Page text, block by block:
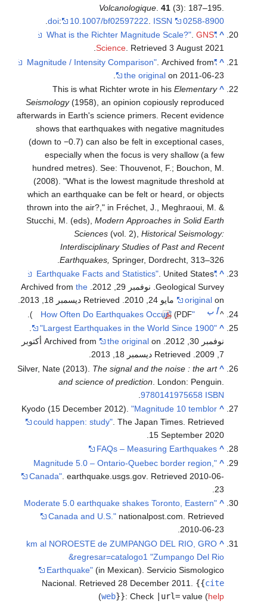
Volcanologique .41(3): 187–195.
doi: 10.1007/bf02597222 .ISSN 0258-8900
.
^
"What is the Richter Magnitude Scale?"
.GNS
Science . Retrieved3 August2021
.
^
"Magnitude / Intensity Comparison"
. Archived from
the originalon 2011-06-23.
^
This is what Richter wrote in hisElementary
Seismology(1958), an opinion copiously reproduced
afterwards in Earth's science primers. Recent evidence
shows that earthquakes with negative magnitudes
(down to −0.7) can also be felt in exceptional cases,
especially when the focus is very shallow (a few
hundred metres). See: Thouvenot, F.; Bouchon, M.
(2008). "What is the lowest magnitude threshold at
which an earthquake can be felt or heard, or objects
thrown into the air?," in Fréchet, J., Meghraoui, M. &
Stucchi, M. (eds),Modern Approaches in Solid Earth
Sciences(vol. 2),Historical Seismology:
Interdisciplinary Studies of Past and Recent
Earthquakes,Springer, Dordrecht, 313–326.
^
"Earthquake Facts and Statistics"
. United States
Geological Survey. نوفمبر 29, 2012. Archived from
the
originalon مايو 24, 2010 . Retrieved ديسمبر 18, 2013
.
^أ ب "How Often Do Earthquakes Occur"
(PDF)
.
^
"Largest Earthquakes in the World Since 1900"
.
نوفمبر 30, 2012. Archived from
the original
on أكتوبر
7, 2009
. Retrieved ديسمبر 18, 2013
.
^
Silver, Nate (2013).The signal and the noise : the art
and science of prediction
. London: Penguin.
ISBN
9780141975658
.
^
Kyodo (15 December 2012)."Magnitude 10 temblor
could happen: study" . The Japan Times . Retrieved
15 September 2020
.
^
FAQs – Measuring Earthquakes
^
"Magnitude 5.0 – Ontario-Quebec border region,
Canada" . earthquake.usgs.gov . Retrieved2010-06-
23
.
^
"Moderate 5.0 earthquake shakes Toronto, Eastern
Canada and U.S." nationalpost.com
. Retrieved
2010-06-23
.
^
km al NOROESTE de ZUMPANGO DEL RIO, GRO
&regresar=catalogo1 "Zumpango Del Rio
Earthquake"(in Mexican). Servicio Sismologico
Nacional . Retrieved28 December 2011 {{cite
web}} :Check|url=value (help
)